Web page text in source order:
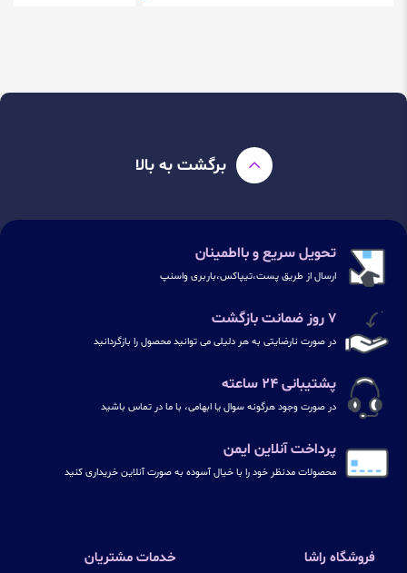
برگشت به بالا
تحویل سریع و بااطمینان
ارسال از طریق پست،تیپاکس،باربری واسنپ
۷ روز ضمانت بازگشت
در صورت نارضایتی به هر دلیلی می توانید محصول را بازگردانید
پشتیبانی ۲۴ ساعته
در صورت وجود هرگونه سوال یا ابهامی، با ما در تماس باشید
پرداخت آنلاین ایمن
محصولات مدنظر خود را با خیال آسوده به صورت آنلاین خریداری کنید
فروشگاه راشا خدمات مشتریان